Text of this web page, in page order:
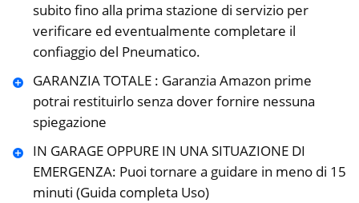
subito fino alla prima stazione di servizio per
verificare ed eventualmente completare il
confiaggio del Pneumatico.
GARANZIA TOTALE : Garanzia Amazon prime
potrai restituirlo senza dover fornire nessuna
spiegazione
IN GARAGE OPPURE IN UNA SITUAZIONE DI
EMERGENZA: Puoi tornare a guidare in meno di 15
minuti (Guida completa Uso)